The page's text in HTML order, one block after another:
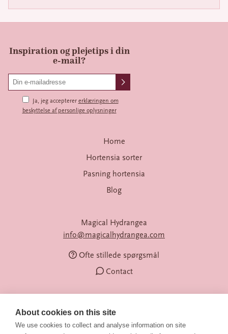
Inspiration og plejetips i din
e-mail?
Ja, jeg accepterer erklæringen om
beskyttelse af personlige oplysninger
Home
Hortensia sorter
Pasning hortensia
Blog
Magical Hydrangea
info@magicalhydrangea.com
Ofte stillede spørgsmål
Contact
About cookies on this site
We use cookies to collect and analyse information on site